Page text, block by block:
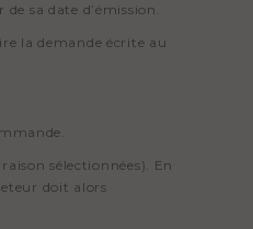
sa date d’émission.
la demande écrite au
sélectionnées). En
doit alors